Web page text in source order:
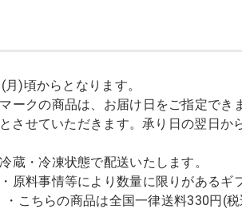
)頃からとなります。
マークの商品は、お届け日をご指定で
させていただきます。承り日の翌日か
蔵・冷凍状態で配送いたします。
原料事情等により数量に限りがあるギ
・こちらの商品は全国一律送料330円(